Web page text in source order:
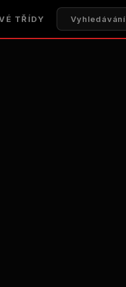
TŘÍDY Vyhledávání